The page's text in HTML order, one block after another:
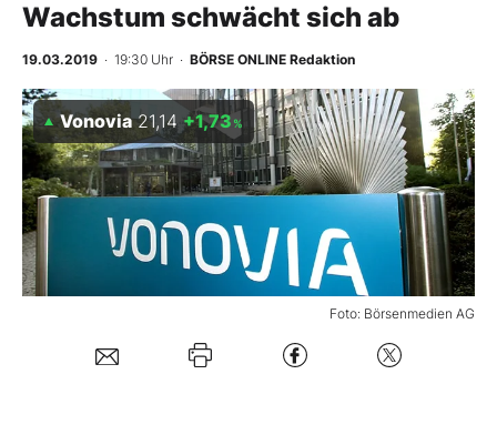
Abo & Shop
Experten
Mein B:O
Mein Konto
Wachstum schwächt sich ab
19.03.2019 · 19:30 Uhr · BÖRSE ONLINE Redaktion
Foto: Börsenmedien AG
Vonovia 21,14 +1,73 %